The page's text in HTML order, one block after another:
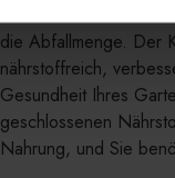
Indem Sie Ihre
die Abfallmenge. Der
nährstoffreich,
Gesundheit Ihres
geschlossenen
Nahrung, und Sie